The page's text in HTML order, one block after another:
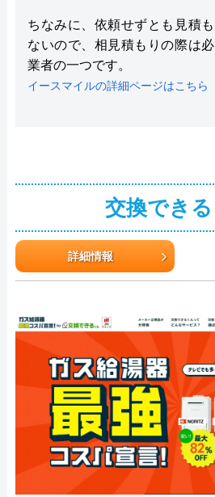
ちなみに、依頼せずとも見積
ないので、相見積もりの際は
業者の一つです。
イースマイルの詳細ページはこちら
交換でき
詳細情報